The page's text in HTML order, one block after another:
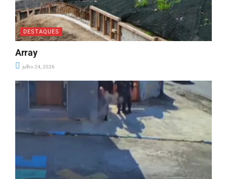
DESTAQUES
Array
julho 24, 2026